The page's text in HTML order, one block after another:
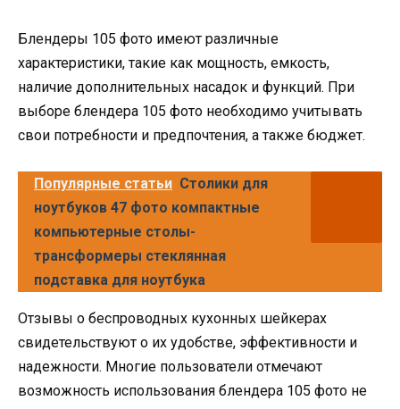
Блендеры 105 фото имеют различные
характеристики, такие как мощность, емкость,
наличие дополнительных насадок и функций. При
выборе блендера 105 фото необходимо учитывать
свои потребности и предпочтения, а также бюджет.
Популярные статьи Столики для
ноутбуков 47 фото компактные
компьютерные столы-
трансформеры стеклянная
подставка для ноутбука
Отзывы о беспроводных кухонных шейкерах
свидетельствуют о их удобстве, эффективности и
надежности. Многие пользователи отмечают
возможность использования блендера 105 фото не